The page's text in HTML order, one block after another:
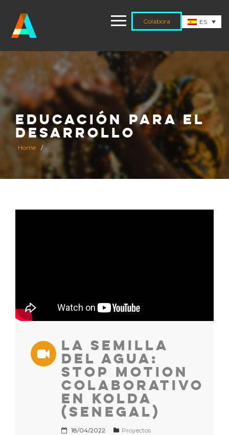
Colabora ES
EDUCACIÓN PARA EL
DESARROLLO
Home /
La semilla
del Agua:
Stop Motion
Colaborativo
en Kolda
(Senegal)
18/04/2022 Proyectos